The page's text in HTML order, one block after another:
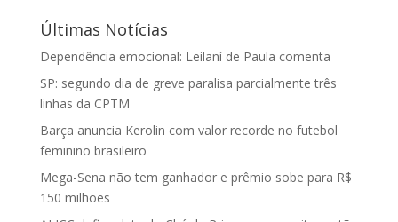
Últimas Notícias
Dependência emocional: Leilaní de Paula comenta
SP: segundo dia de greve paralisa parcialmente três
linhas da CPTM
Barça anuncia Kerolin com valor recorde no futebol
feminino brasileiro
Mega-Sena não tem ganhador e prêmio sobe para R$
150 milhões